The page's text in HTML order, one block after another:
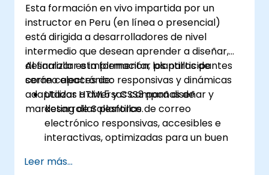
Esta formación en vivo impartida por un
instructor en Peru (en línea o presencial)
está dirigida a desarrolladores de nivel
intermedio que desean aprender a diseñar,
desarrollar e implementar plantillas de
correo electrónico responsivas y dinámicas
adaptadas a diversas campañas de
marketing de Salesforce.
Al finalizar esta formación, los participantes
serán capaces de:
Utilizar HTML5 y CSS3 para diseñar y
desarrollar plantillas de correo
electrónico responsivas, accesibles e
interactivas, optimizadas para un buen
clientes de correo dentro del ecosistema
Leer más...